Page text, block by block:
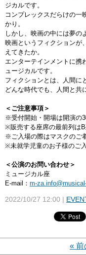
ジカルです。
コンプレックスだらけの一
かり。
しかし、映画の中には夢の
映画というフィクションが
えてきたか。
エンターテインメントに携
ュージカルです。
フィクションとは、人間に
どんな時代でも、人間と共
＜ご注意事項＞
※受付開始・開場は開演の
※販売する座席の最前列はB
※ご入場の際はマスクのご
※未就学児童のお子様のご
＜公演のお問い合わせ＞
ミュージカル座
E-mail： m-
2022/10/27 12:00
« 前